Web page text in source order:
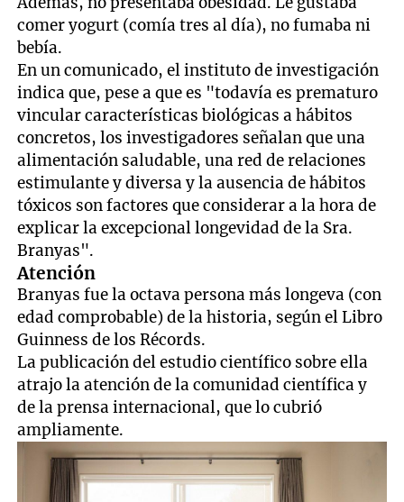
comer yogurt (comía tres al día), no fumaba ni
bebía.
En un comunicado, el instituto de investigación
indica que, pese a que es "todavía es prematuro
vincular características biológicas a hábitos
concretos, los investigadores señalan que una
alimentación saludable, una red de relaciones
estimulante y diversa y la ausencia de hábitos
tóxicos son factores que considerar a la hora de
explicar la excepcional longevidad de la Sra.
Branyas".
Atención
Branyas fue la octava persona más longeva (con
edad comprobable) de la historia, según el Libro
Guinness de los Récords.
La publicación del estudio científico sobre ella
atrajo la atención de la comunidad científica y
de la prensa internacional, que lo cubrió
ampliamente.